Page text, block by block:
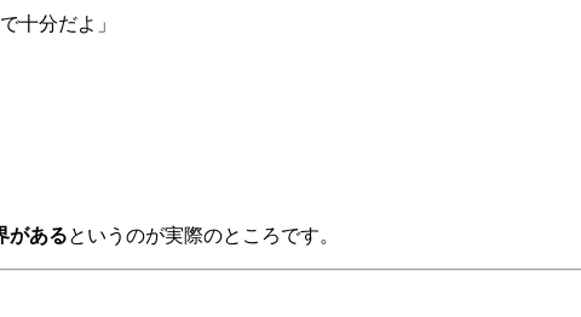
十分だよ」
があるというのが実際のところです。